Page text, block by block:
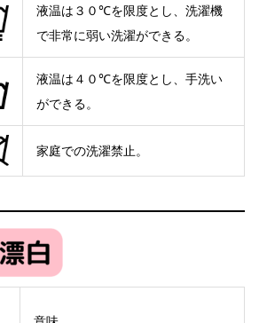
液温は３０℃を限度とし、洗濯機
で非常に弱い洗濯ができる。
液温は４０℃を限度とし、手洗い
ができる。
家庭での洗濯禁止。